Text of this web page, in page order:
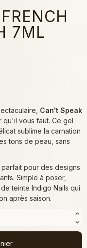
7ML
Can't Speak
qu'il vous faut. Ce gel
sublime la carnation
tons de peau, sans
pour des designs
Simple à poser,
teinte Indigo Nails qui
après saison.